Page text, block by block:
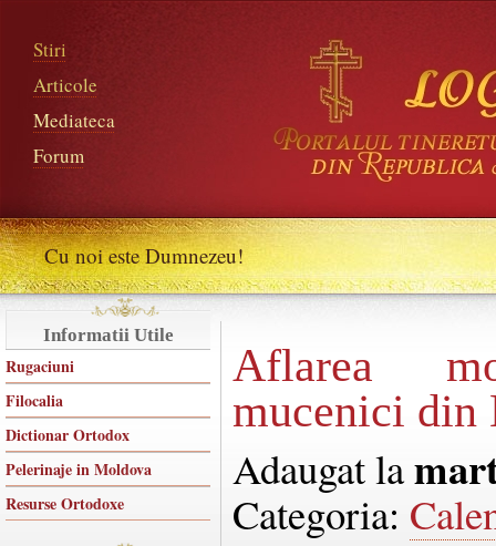
Stiri
Articole
Mediateca
Forum
Cu noi este Dumnezeu!
Informatii Utile
Rugaciuni
Filocalia
Dictionar Ortodox
Pelerinaje in Moldova
Resurse Ortodoxe
Aflarea
mucenici din
Adaugat la
Categoria: